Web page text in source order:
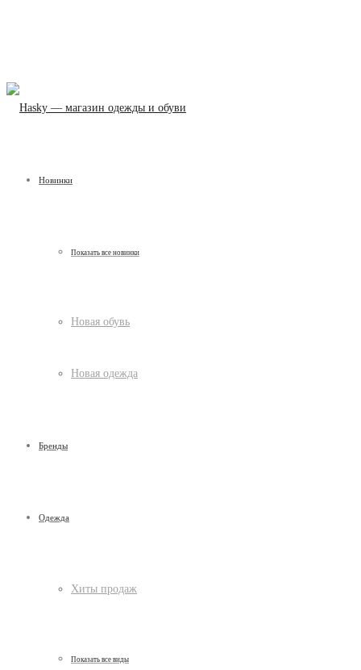
Новинки
Показать все новинки
Новая обувь
Новая одежда
Бренды
Одежда
Хиты продаж
Показать все виды